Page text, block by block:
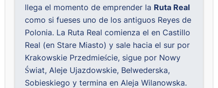
llega el momento de emprender la Ruta Real
como si fueses uno de los antiguos Reyes de
Polonia. La Ruta Real comienza el en Castillo
Real (en Stare Miasto) y sale hacia el sur por
Krakowskie Przedmieście, sigue por Nowy
Świat, Aleje Ujazdowskie, Belwederska,
Sobieskiego y termina en Aleja Wilanowska.